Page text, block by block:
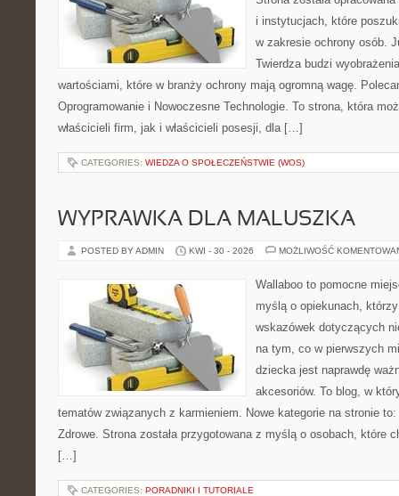
i instytucjach, które
w zakresie ochrony osób.
Twierdza budzi
wartościami, które w branży ochrony mają ogromną wagę.
Oprogramowanie i Nowoczesne Technologie. To strona, która
właścicieli firm, jak i właścicieli posesji, dla […]
CATEGORIES: WIEDZA O SPOŁECZEŃSTWIE (WOS)
WYPRAWKA DLA MALUSZKA
POSTED BY ADMIN KWI - 30 - 2026 MOŻLIWOŚĆ
Wallaboo to pomocne
myślą o opiekunach,
wskazówek dotyczących
na tym, co w pierwszych
dziecka jest naprawdę
akcesoriów. To blog, w
tematów związanych z karmieniem. Nowe kategorie na stronie
Zdrowe. Strona została przygotowana z myślą o osobach, które
[…]
CATEGORIES: PORADNIKI I TUTORIALE